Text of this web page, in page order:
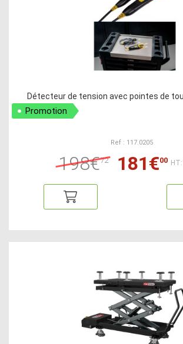
Détecteur de tension avec pointes de
Promotion
Ref : 117.0205
198€72 181€00